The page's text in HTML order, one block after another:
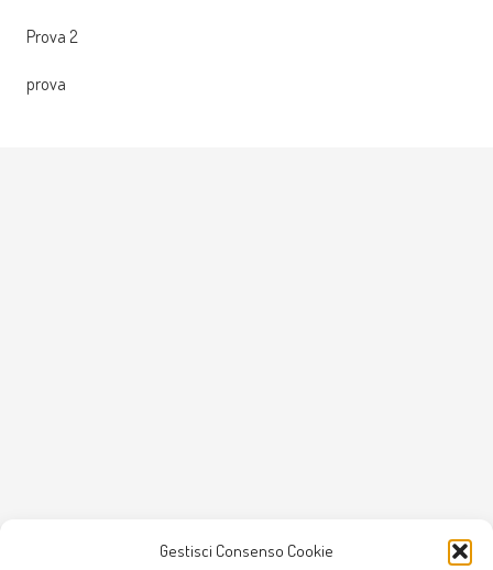
Gestisci Consenso Cookie
Prova 2
prova